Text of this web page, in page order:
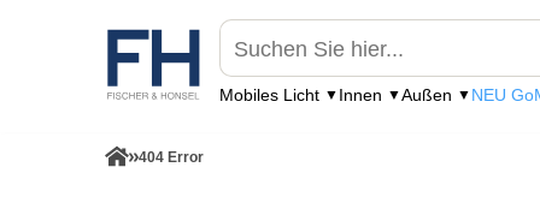
Mobiles Licht Innen Außen NEU
404 Error